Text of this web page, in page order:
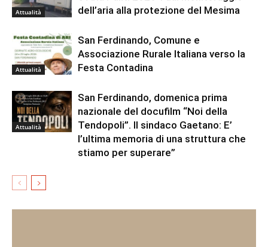
Attualità
dell’aria alla protezione del Mesima
Attualità
San Ferdinando, Comune e
Associazione Rurale Italiana verso la
Festa Contadina
Attualità
San Ferdinando, domenica prima
nazionale del docufilm “Noi della
Tendopoli”. Il sindaco Gaetano: E’
l’ultima memoria di una struttura che
stiamo per superare”